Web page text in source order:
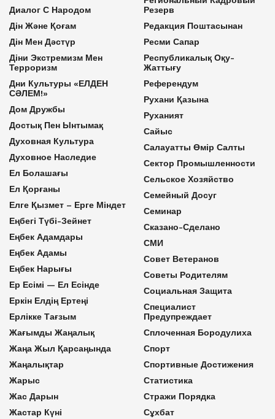
Диалог С Народом
Дін Және Қоғам
Дін Мен Дәстүр
Діни Экстремизм Мен
Терроризм
Дни Культуры «ЕЛДЕН
СӘЛЕМ!»
Дом Дружбы
Достық Пен Ынтымақ
Духовная Культура
Духовное Наследие
Ел Болашағы
Ел Қорғаны
Елге Қызмет – Ерге Міндет
Еңбегі Түбі-Зейнет
Еңбек Адамдары
Еңбек Адамы
Еңбек Нарығы
Ер Есімі — Ел Есінде
Еркін Елдің Ертеңі
Ерлікке Тағзым
Жағымды Жаңалық
Жаңа Жыл Қарсаңында
Жаңалықтар
Жарыс
Жас Дарын
Жастар Күні
Резерв
Редакция Поштасынан
Ресми Сапар
Республикалық Оқу-
Жаттығу
Референдум
Рухани Қазына
Руханият
Сайыс
Салауатты Өмір Салты
Сектор Промышленности
Сельское Хозяйство
Семейный Досуг
Семинар
Сказано-Сделано
СМИ
Совет Ветеранов
Советы Родителям
Социальная Защита
Специалист
Предупреждает
Сплоченная Бородулиха
Спорт
Спортивные Достижения
Статистика
Стражи Порядка
Сұхбат